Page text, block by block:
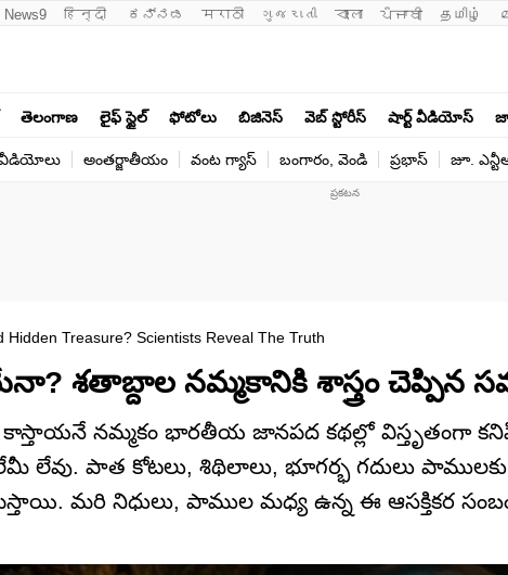
News9 हिन्दी ಕನ್ನಡ मराठी ગુજરાતી বাংলা ਪੰਜਾਬੀ தமிழ்
తెలంగాణ లైఫ్ స్టైల్ ఫోటోలు బిజినెస్ వెబ్ స్టోరీస్ షార్ట్ వీడియోస్
అంతర్జాతీయం వంట గ్యాస్ బంగారం, వెండి ప్రభాస్ జూ.
Hidden Treasure? Scientists Reveal The Truth
శతాబ్దాల నమ్మకానికి శాస్త్రం చెప్పిన
నమ్మకం భారతీయ జానపద కథల్లో విస్తృతంగా
లేవు. పాత కోటలు, శిథిలాలు, భూగర్భ గదులు
మరి నిధులు, పాముల మధ్య ఉన్న ఈ ఆసక్తికర